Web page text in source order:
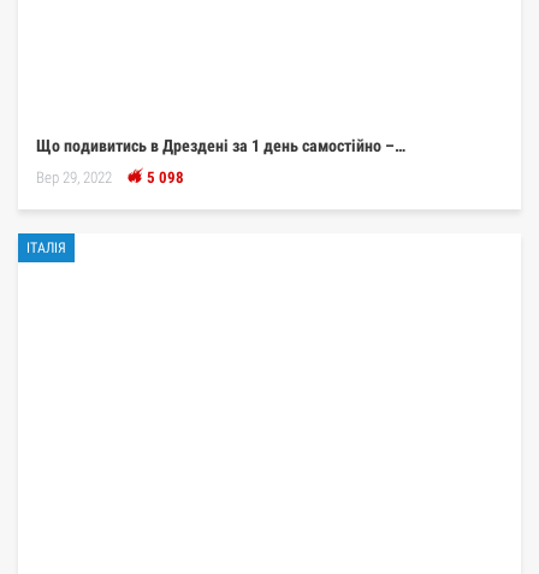
Що подивитись в Дрездені за 1 день самостійно –…
Вер 29, 2022 5 098
ІТАЛІЯ